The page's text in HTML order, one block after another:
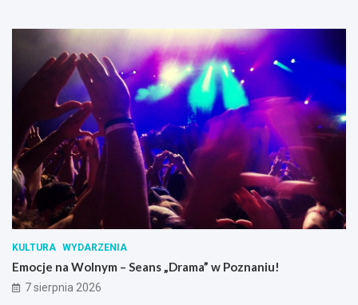
KULTURA WYDARZENIA
Emocje na Wolnym – Seans „Drama” w Poznaniu!
7 sierpnia 2026